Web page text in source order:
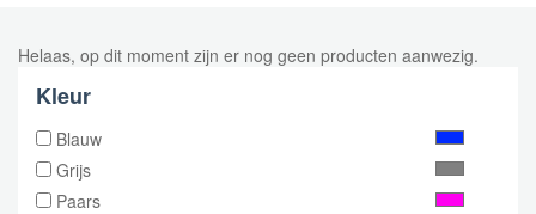
Helaas, op dit moment zijn er nog geen producten aanwezig.
Kleur
Blauw
Grijs
Paars